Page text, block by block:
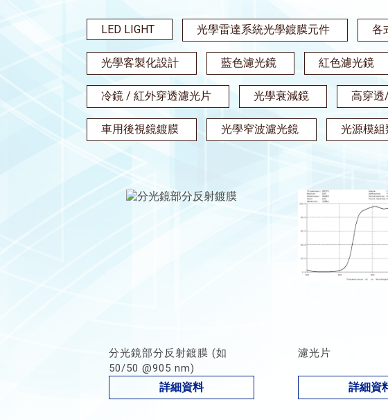
LED LIGHT 光學雷達系統光學鍍膜元件 各
光學客製化設計 藍色濾光鏡 紅色濾光鏡
冷鏡 / 紅外穿透濾光片 光學衰減鏡 高穿透
車用後視鏡鍍膜 光學窄波濾光鏡 光源模組
分光鏡部分反射鍍膜 (如
50/50 @905 nm)
詳細資料
濾光片
詳細資